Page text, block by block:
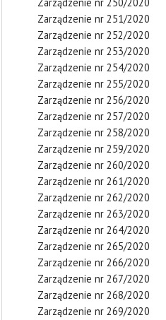
Zarządzenie nr 251/2020
Zarządzenie nr 252/2020
Zarządzenie nr 253/2020
Zarządzenie nr 254/2020
Zarządzenie nr 255/2020
Zarządzenie nr 256/2020
Zarządzenie nr 257/2020
Zarządzenie nr 258/2020
Zarządzenie nr 259/2020
Zarządzenie nr 260/2020
Zarządzenie nr 261/2020
Zarządzenie nr 262/2020
Zarządzenie nr 263/2020
Zarządzenie nr 264/2020
Zarządzenie nr 265/2020
Zarządzenie nr 266/2020
Zarządzenie nr 267/2020
Zarządzenie nr 268/2020
Zarządzenie nr 269/2020